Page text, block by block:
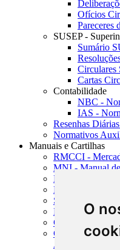
O
Ofícios
Pareceres
SUSEP -
Sumário
Circulares
Cartas
Contabilidade
NBC -
IAS -
Resenhas
Normativos
Manuais e Cartilhas
RMCCI -
MNI - Manual
MTVM - Manual
MCR - Manual
SISORF -
MASUP -
CADOC -
CNAE-
Atividades